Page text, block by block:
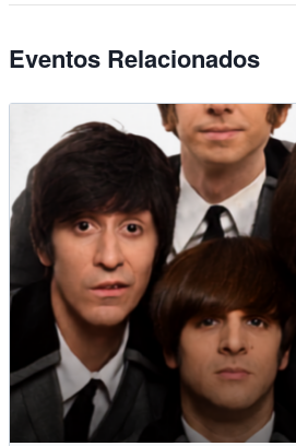
Eventos Relacionados